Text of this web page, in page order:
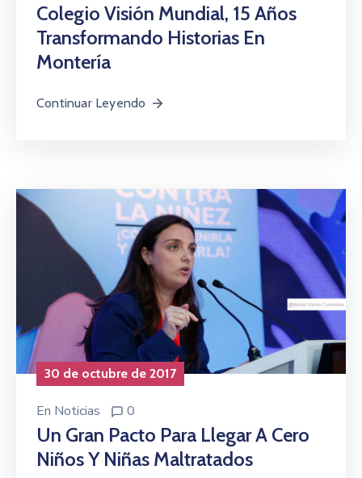
Colegio Visión Mundial, 15 Años
Transformando Historias En
Montería
Continuar Leyendo
30 de octubre de 2017
En Noticias 0
Un Gran Pacto Para Llegar A Cero
Niños Y Niñas Maltratados